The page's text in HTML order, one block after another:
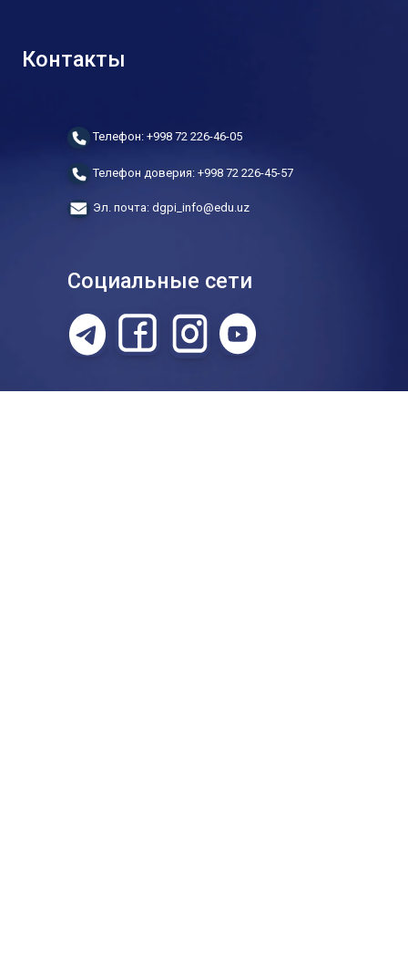
Контакты
Телефон: +998 72 226-46-05
Телефон доверия: +998 72 226-45-57
Эл. почта: dgpi_info@edu.uz
Социальные сети